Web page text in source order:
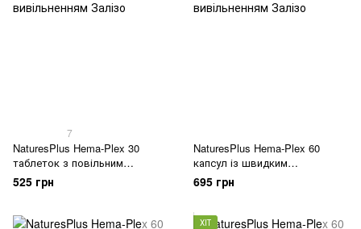
7
NaturesPlus Hema-Plex 30
таблеток з повільним
вивільненням
525 грн
NaturesPlus Hema-Plex 60
капсул із швидким
вивільненням
695 грн
ХІТ